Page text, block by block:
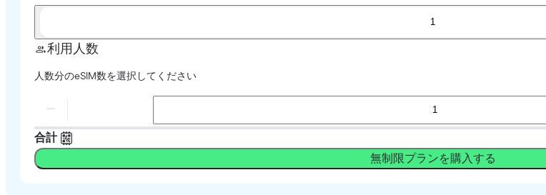
1
利用人数
人数分のeSIM数を選択してください
合計
無制限プランを購入する